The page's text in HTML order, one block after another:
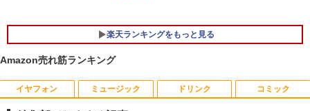
￥46,800
￥65,800
楽天ランキングをもっと見る
1
ふしぎの国のバード 14巻 （ハルタコミ
ックス） [ 佐々 大河 ]
Amazon売れ筋ランキング
イヤフォン ミュージック ドリンク コミック